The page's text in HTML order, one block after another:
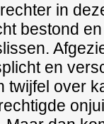
in
bestond
en
twijfel over